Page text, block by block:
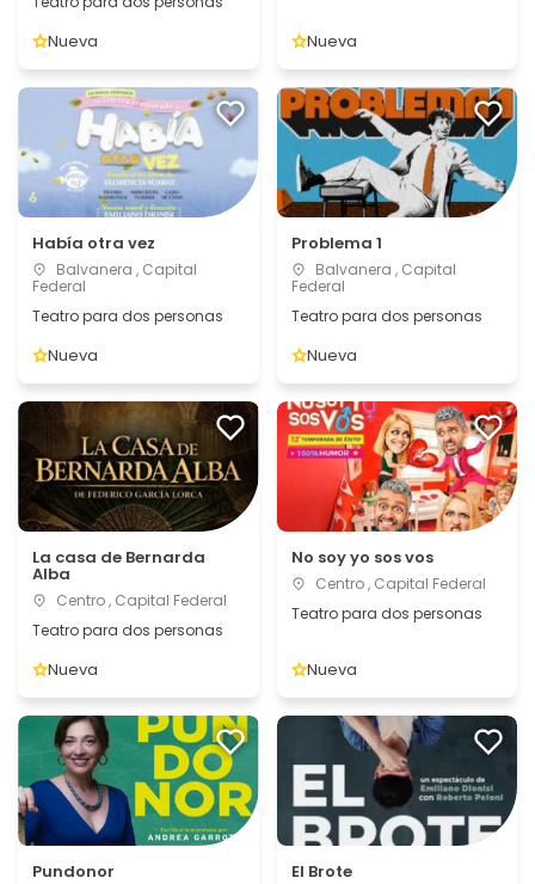
Nueva Nueva
Había otra vez
Balvanera , Capital
Federal
Teatro para dos personas
Nueva
Problema 1
Balvanera , Capital
Federal
Teatro para dos personas
Nueva
La casa de Bernarda
Alba
Centro , Capital Federal
Teatro para dos personas
Nueva
No soy yo sos vos
Centro , Capital Federal
Teatro para dos personas
Nueva
Pundonor El Brote